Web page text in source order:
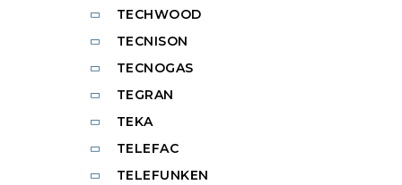
TECHWOOD
TECNISON
TECNOGAS
TEGRAN
TEKA
TELEFAC
TELEFUNKEN